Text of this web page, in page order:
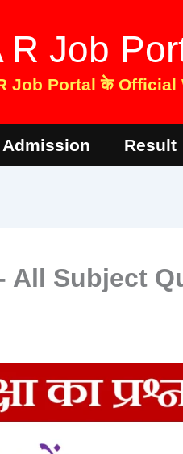
R Job
Job Portal के Official
Admission Result
All Subject